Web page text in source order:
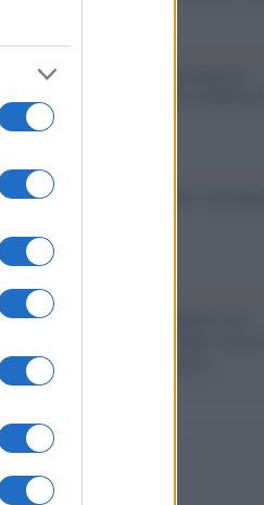
/Sale il numero degli acquisti
second hand
/Trump ha quasi esaurito l'arsenale
/Caso Mps: i pm milanesi ora
del Mef e alcuni ministri